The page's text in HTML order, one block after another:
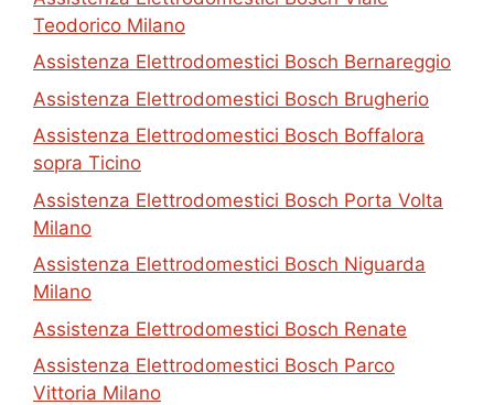
Teodorico Milano
Assistenza Elettrodomestici Bosch Bernareggio
Assistenza Elettrodomestici Bosch Brugherio
Assistenza Elettrodomestici Bosch Boffalora
sopra Ticino
Assistenza Elettrodomestici Bosch Porta Volta
Milano
Assistenza Elettrodomestici Bosch Niguarda
Milano
Assistenza Elettrodomestici Bosch Renate
Assistenza Elettrodomestici Bosch Parco
Vittoria Milano